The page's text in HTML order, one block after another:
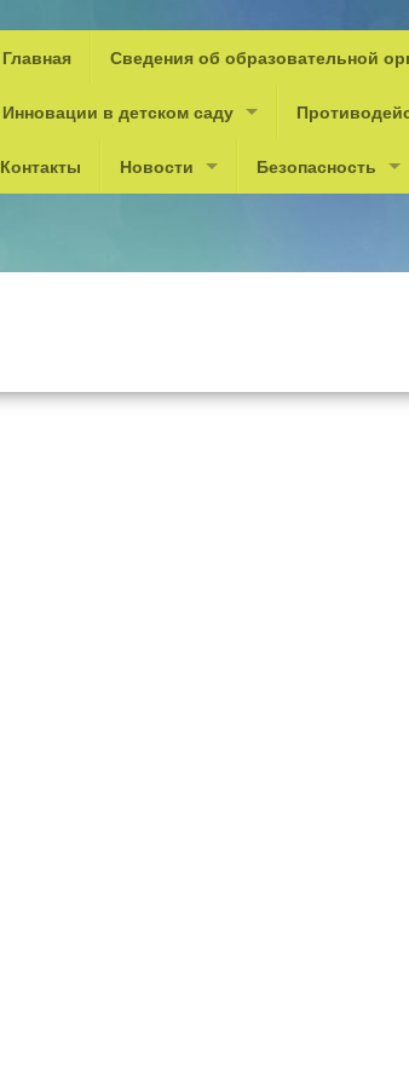
Главная Сведения об образовательной
Инновации в детском саду
Контакты Новости Безопасность